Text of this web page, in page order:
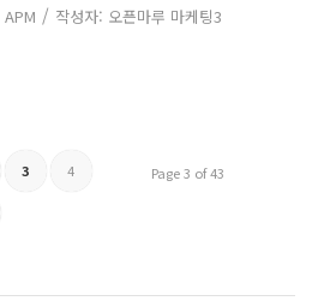
APM / 작성자: 오픈마루 마케팅3
Page 3 of 43
3 4